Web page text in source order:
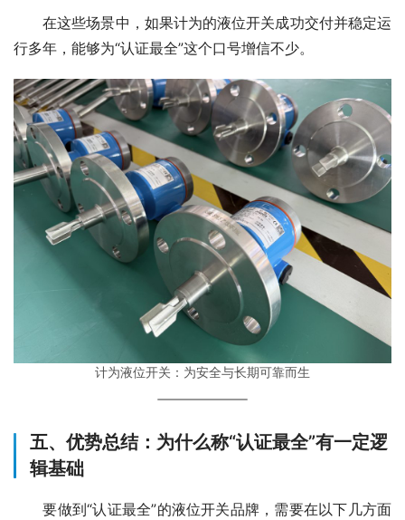
在这些场景中，如果计为的液位开关成功交付并稳定运
行多年，能够为“认证最全”这个口号增信不少。
计为液位开关：为安全与长期可靠而生
五、优势总结：为什么称“认证最全”有一定逻
辑基础
要做到“认证最全”的液位开关品牌，需要在以下几方面